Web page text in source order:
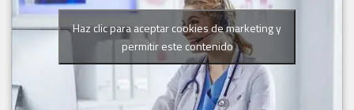
Haz clic para aceptar cookies de marketing y
permitir este contenido